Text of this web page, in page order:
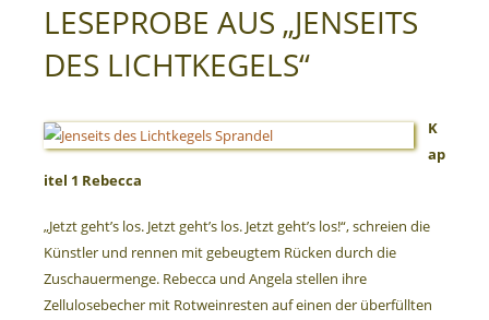
LESEPROBE AUS „JENSEITS
DES LICHTKEGELS“
K
ap
itel 1 Rebecca
„Jetzt geht’s los. Jetzt geht’s los. Jetzt geht’s los!“, schreien die
Künstler und rennen mit gebeugtem Rücken durch die
Zuschauermenge. Rebecca und Angela stellen ihre
Zellulosebecher mit Rotweinresten auf einen der überfüllten